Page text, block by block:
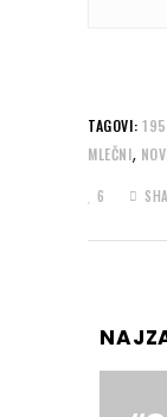
TAGOVI:
MLEČNI,
6